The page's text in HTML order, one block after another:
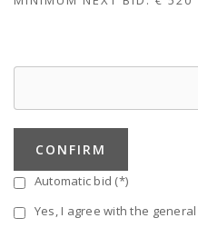
CONFIRM
Automatic bid (*)
Yes, I agree with the